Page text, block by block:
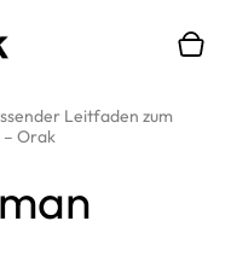
Leitfaden zum
– Orak